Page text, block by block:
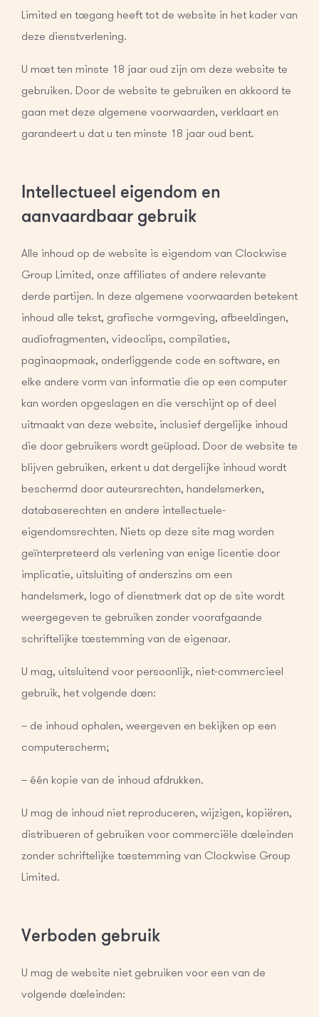
Limited en toegang heeft tot de website in het kader van
deze dienstverlening.
U moet ten minste 18 jaar oud zijn om deze website te
gebruiken. Door de website te gebruiken en akkoord te
gaan met deze algemene voorwaarden, verklaart en
garandeert u dat u ten minste 18 jaar oud bent.
Intellectueel eigendom en
aanvaardbaar gebruik
Alle inhoud op de website is eigendom van Clockwise
Group Limited, onze affiliates of andere relevante
derde partijen. In deze algemene voorwaarden betekent
inhoud alle tekst, grafische vormgeving, afbeeldingen,
audiofragmenten, videoclips, compilaties,
paginaopmaak, onderliggende code en software, en
elke andere vorm van informatie die op een computer
kan worden opgeslagen en die verschijnt op of deel
uitmaakt van deze website, inclusief dergelijke inhoud
die door gebruikers wordt geüpload. Door de website te
blijven gebruiken, erkent u dat dergelijke inhoud wordt
beschermd door auteursrechten, handelsmerken,
databaserechten en andere intellectuele-
eigendomsrechten. Niets op deze site mag worden
geïnterpreteerd als verlening van enige licentie door
implicatie, uitsluiting of anderszins om een
handelsmerk, logo of dienstmerk dat op de site wordt
weergegeven te gebruiken zonder voorafgaande
schriftelijke toestemming van de eigenaar.
U mag, uitsluitend voor persoonlijk, niet-commercieel
gebruik, het volgende doen:
– de inhoud ophalen, weergeven en bekijken op een
computerscherm;
– één kopie van de inhoud afdrukken.
U mag de inhoud niet reproduceren, wijzigen, kopiëren,
distribueren of gebruiken voor commerciële doeleinden
zonder schriftelijke toestemming van Clockwise Group
Limited.
Verboden gebruik
U mag de website niet gebruiken voor een van de
volgende doeleinden: